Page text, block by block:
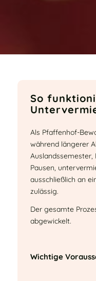
So
Als Pfaffenhof-
während längerer
Pausen,
ausschließlich an
zulässig.
Der gesamte
abgewickelt.
Wichtige